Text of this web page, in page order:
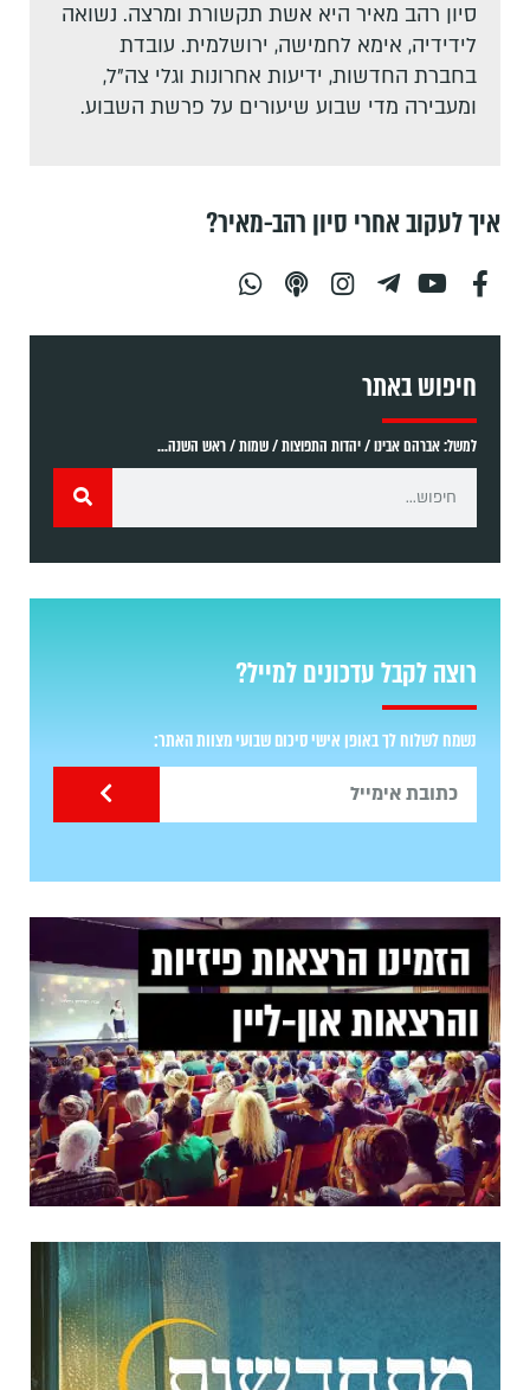
סיון רהב מאיר היא אשת תקשורת ומרצה. נשואה
לידידיה, אימא לחמישה, ירושלמית. עובדת
בחברת החדשות, ידיעות אחרונות וגלי צה"ל,
ומעבירה מדי שבוע שיעורים על פרשת השבוע.
איך לעקוב אחרי סיון רהב-מאיר?
חיפוש באתר
למשל: אברהם אבינו / יהדות התפוצות / שמות / ראש השנה...
רוצה לקבל עדכונים למייל?
נשמח לשלוח לך באופן אישי סיכום שבועי מצוות האתר: